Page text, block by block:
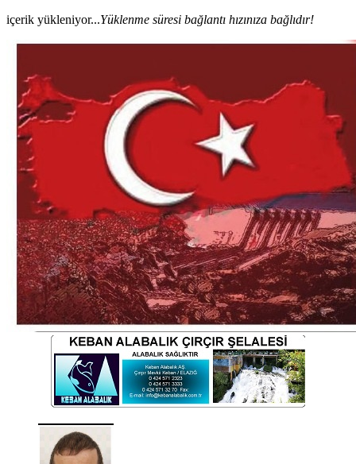
içerik yükleniyor...Yüklenme süresi bağlantı hızınıza bağlıdır!